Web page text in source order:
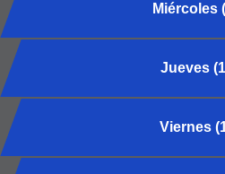
Miércoles
Jueves
Viernes